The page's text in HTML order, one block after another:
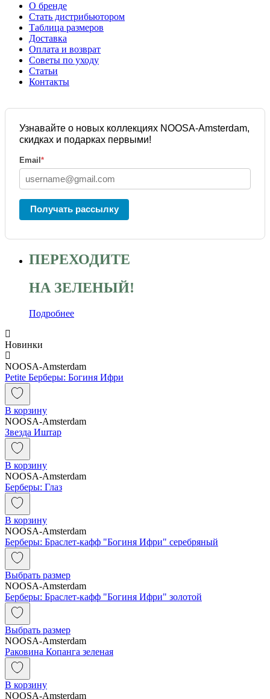
О бренде
Стать дистрибьютором
Таблица размеров
Доставка
Оплата и возврат
Советы по уходу
Статьи
Контакты
Узнавайте о новых коллекциях NOOSA-Amsterdam,
скидках и подарках первыми!
Email *
Получать рассылку
ПЕРЕХОДИТЕ
НА ЗЕЛЕНЫЙ!
Подробнее
Новинки
NOOSA-Amsterdam
Petite Берберы: Богиня Ифри
В корзину
NOOSA-Amsterdam
Звезда Иштар
В корзину
NOOSA-Amsterdam
Берберы: Глаз
В корзину
NOOSA-Amsterdam
Берберы: Браслет-кафф "Богиня Ифри" серебряный
Выбрать размер
NOOSA-Amsterdam
Берберы: Браслет-кафф "Богиня Ифри" золотой
Выбрать размер
NOOSA-Amsterdam
Раковина Копанга зеленая
В корзину
NOOSA-Amsterdam